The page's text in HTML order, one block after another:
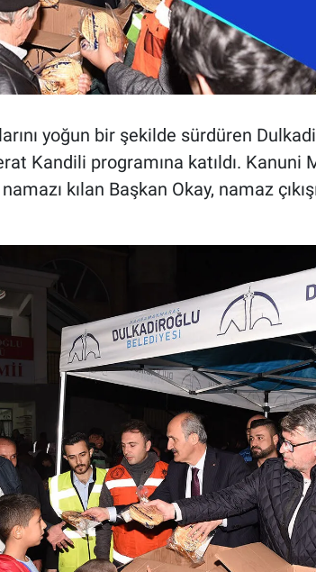
yoğun bir şekilde sürdüren
Kandili programına katıldı. Kanuni
kılan Başkan Okay, namaz